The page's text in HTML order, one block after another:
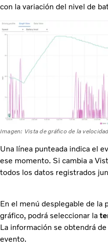
con la variación del nivel de
Imagen: Vista de gráfico de la
Una línea punteada indica el
ese momento. Si cambia a
todos los datos registrados
En el menú desplegable de la
gráfico, podrá seleccionar la
La información se obtendrá
evento.